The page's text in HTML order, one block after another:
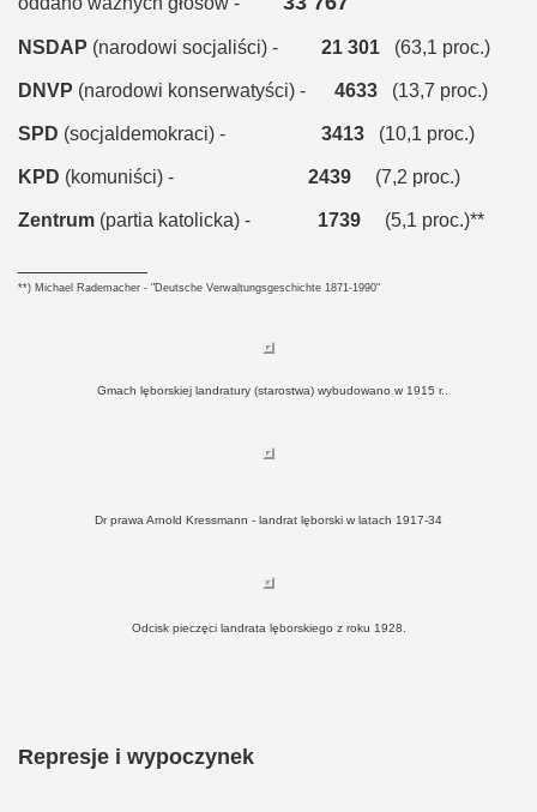
NSDAP (narodowi socjaliści) - 21 301 (63,1 proc.)
DNVP (narodowi konserwatyści) - 4633 (13,7 proc.)
SPD (socjaldemokraci) - 3413 (10,1 proc.)
KPD (komuniści) - 2439 (7,2 proc.)
Zentrum (partia katolicka) - 1739 (5,1 proc.)**
**) Michael Rademacher - "Deutsche Verwaltungsgeschichte 1871-1990"
Gmach lęborskiej landratury (starostwa) wybudowano w 1915 r..
Dr prawa Arnold Kressmann - landrat lęborski w latach 1917-34
Odcisk pieczęci landrata lęborskiego z roku 1928.
Represje i wypoczynek